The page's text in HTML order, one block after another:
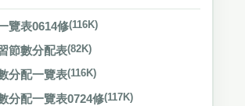
覽表0614修(116K)
節數分配表(82K)
分配一覽表(116K)
分配一覽表0724修(117K)